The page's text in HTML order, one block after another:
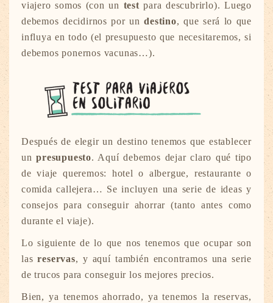
viajero somos (con un test para descubrirlo). Luego
debemos decidirnos por undestino, que será lo que
influya en todo (el presupuesto que necesitaremos, si
debemos ponernos vacunas…).
Después de elegir un destino tenemos que establecer
unpresupuesto. Aquí debemos dejar claro qué tipo
de viaje queremos: hotel o albergue, restaurante o
comida callejera… Se incluyen una serie de ideas y
consejos para conseguir ahorrar (tanto antes como
durante el viaje).
Lo siguiente de lo que nos tenemos que ocupar son
lasreservas, y aquí también encontramos una serie
de trucos para conseguir los mejores precios.
Bien, ya tenemos ahorrado, ya tenemos la reservas,